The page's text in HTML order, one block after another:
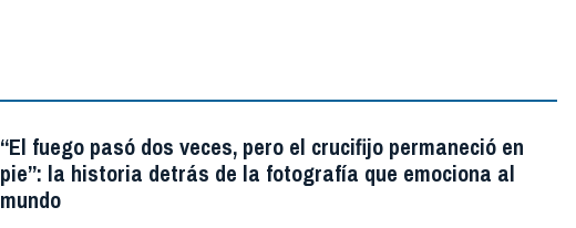
“El fuego pasó dos veces, pero el crucifijo permaneció en
pie”: la historia detrás de la fotografía que emociona al
mundo